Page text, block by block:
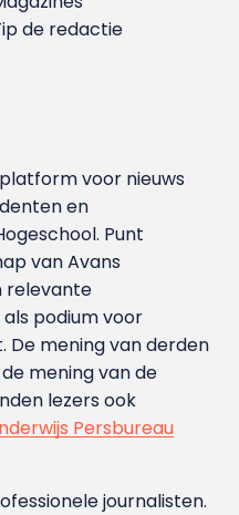
de redactie
voor nieuws
en
Punt
van Avans
relevante
podium voor
De mening van derden
mening van de
lezers ook
Persbureau
journalisten.